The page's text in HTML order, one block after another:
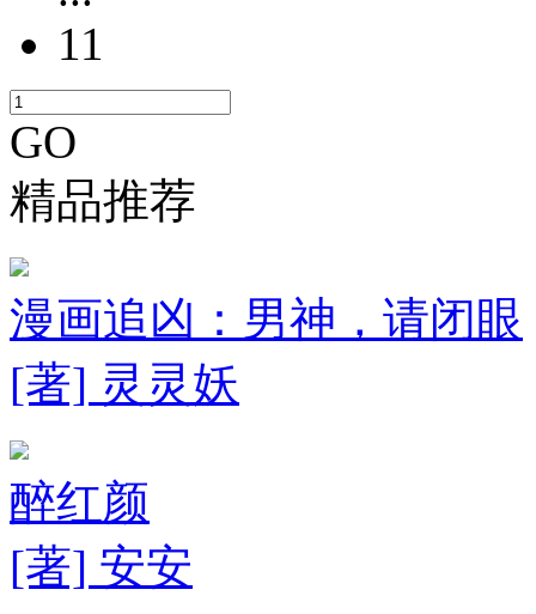
11
GO
精品推荐
漫画追凶：男神，请闭眼
[著] 灵灵妖
醉红颜
[著] 安安